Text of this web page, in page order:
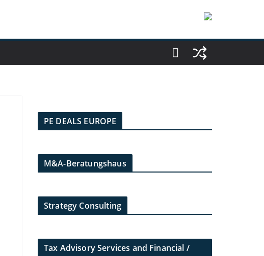
PE DEALS EUROPE
M&A-Beratungshaus
Strategy Consulting
Tax Advisory Services and Financial /